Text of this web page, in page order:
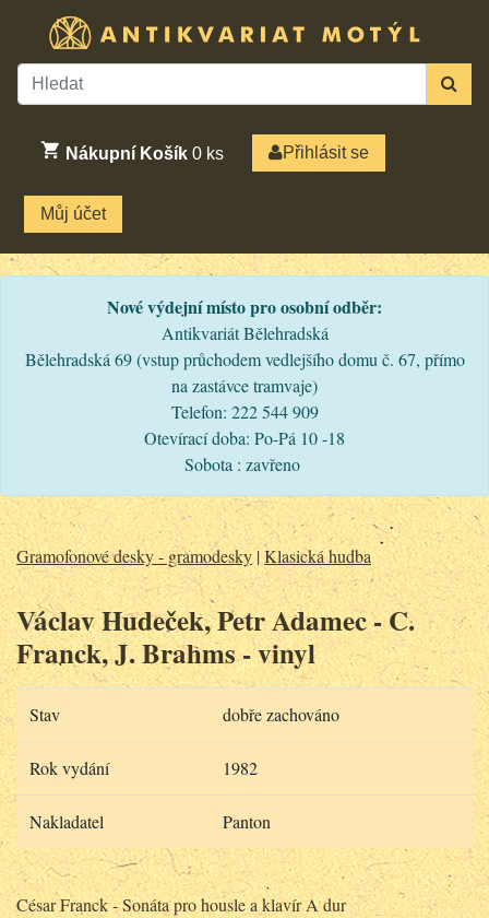
Nákupní Košík 0 ks Přihlásit se
Můj účet
Nové výdejní místo pro osobní odběr:
Antikvariát Bělehradská
Bělehradská 69 (vstup průchodem vedlejšího domu č. 67, přímo
na zastávce tramvaje)
Telefon: 222 544 909
Otevírací doba: Po-Pá 10 -18
Sobota : zavřeno
Gramofonové desky - gramodesky|Klasická hudba
Václav Hudeček, Petr Adamec - C.
Franck, J. Brahms - vinyl
Stav dobře zachováno
Rok vydání 1982
Nakladatel Panton
César Franck - Sonáta pro housle a klavír A dur